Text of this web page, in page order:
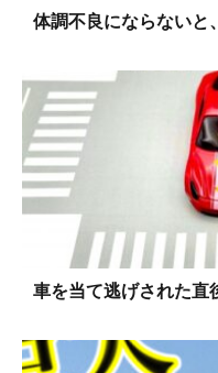
体調不良にならないと
車を当て逃げされた直